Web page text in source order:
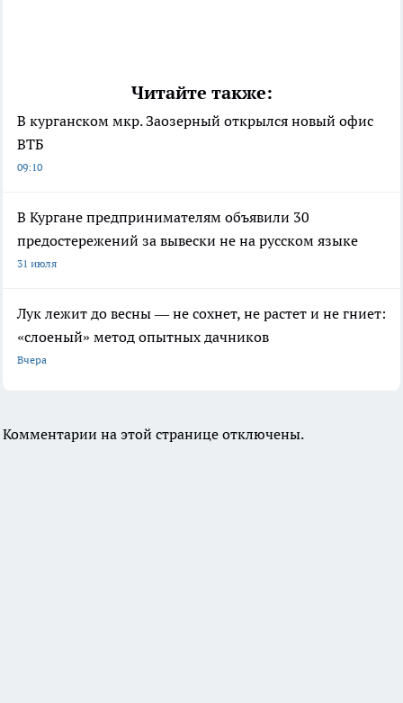
Читайте также:
В курганском мкр. Заозерный открылся новый офис
ВТБ
09:10
В Кургане предпринимателям объявили 30
предостережений за вывески не на русском языке
31 июля
Лук лежит до весны — не сохнет, не растет и не гниет:
«слоеный» метод опытных дачников
Вчера
Комментарии на этой странице отключены.